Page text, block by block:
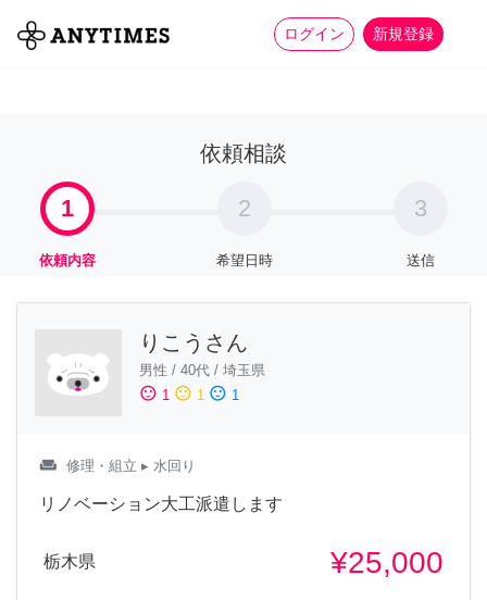
ログイン 新規登録
全て 家事 more_horiz
依頼相談
1
依頼内容
2
希望日時
3
送信
りこうさん
男性 / 40代 / 埼玉県
sentiment_satisfied 1 sentiment_neutral 1 sentiment_dissatisfied 1
weekend 修理・組立 ▸ 水回り
リノベーション大工派遣します
栃木県 ¥25,000